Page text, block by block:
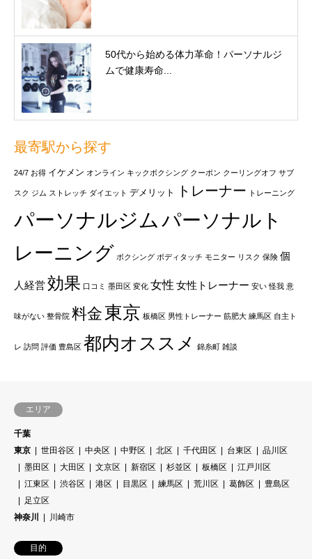
50代から始める体力革命！パーソナルジ
ムで健康寿命...
最寄駅から探す
24/7 お得 イケメン オンライン キックボクシング クーポン クーリングオフ サブ
スク ジム ストレッチ ダイエット デメリット トレーナー トレーニング
パーソナルジム パーソナルト
レーニング ボクシング ボディタッチ モニター リスク 保険 個
人経営効果 口コミ 墨田区 変化 女性 女性トレーナー 安い 怪我 意
味がない 整骨院 料金 東京 板橋区 男性トレーナー 筋肥大 練馬区 自主ト
レ 訪問 評価 豊島区 都内オススメ 錦糸町 雑談
エリア
千葉
東京
世田谷区 中央区 中野区 北区 千代田区 台東区
品川区
墨田区
大田区 文京区 新宿区 杉並区 板橋区
江戸川区
江東区
渋谷区 港区 目黒区 練馬区 荒川区 葛飾区
豊島区
足立区
神奈川
川崎市
目的